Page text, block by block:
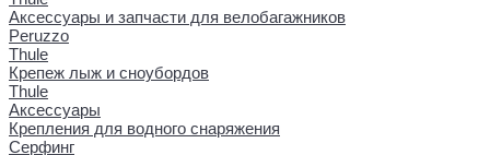
Аксессуары и запчасти для велобагажников
Peruzzo
Thule
Крепеж лыж и сноубордов
Thule
Аксессуары
Крепления для водного снаряжения
Серфинг